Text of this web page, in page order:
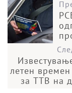
летен
за ТТВ на